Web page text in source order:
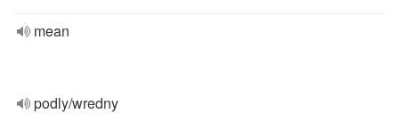
mean
podly/wredny